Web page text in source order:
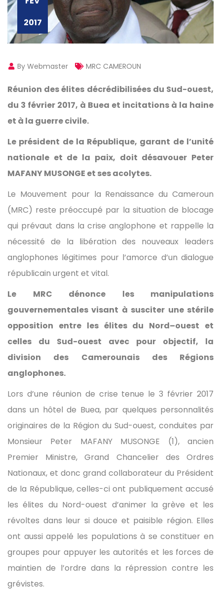
2017
By Webmaster MRC CAMEROUN
Réunion des élites décrédibilisées du Sud-ouest,
du 3 février 2017, à Buea et incitations à la haine
et à la guerre civile.
Le président de la République, garant de l’unité
nationale et de la paix, doit désavouer Peter
MAFANY MUSONGE et ses acolytes.
Le Mouvement pour la Renaissance du Cameroun
(MRC) reste préoccupé par la situation de blocage
qui prévaut dans la crise anglophone et rappelle la
nécessité de la libération des nouveaux leaders
anglophones légitimes pour l’amorce d’un dialogue
républicain urgent et vital.
Le MRC dénonce les manipulations
gouvernementales visant à susciter une stérile
opposition entre les élites du Nord–ouest et
celles du Sud-ouest avec pour objectif, la
division des Camerounais des Régions
anglophones.
Lors d’une réunion de crise tenue le 3 février 2017
dans un hôtel de Buea, par quelques personnalités
originaires de la Région du Sud-ouest, conduites par
Monsieur Peter MAFANY MUSONGE (1), ancien
Premier Ministre, Grand Chancelier des Ordres
Nationaux, et donc grand collaborateur du Président
de la République, celles-ci ont publiquement accusé
les élites du Nord-ouest d’animer la grève et les
révoltes dans leur si douce et paisible région. Elles
ont aussi appelé les populations à se constituer en
groupes pour appuyer les autorités et les forces de
maintien de l’ordre dans la répression contre les
grévistes.